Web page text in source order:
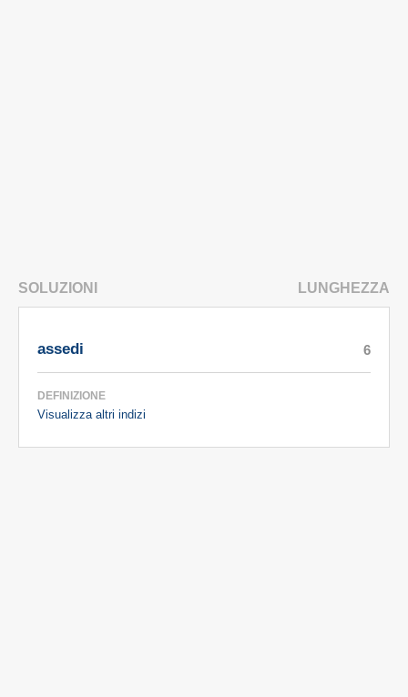
SOLUZIONI LUNGHEZZA
assedi
DEFINIZIONE
Visualizza altri indizi
6